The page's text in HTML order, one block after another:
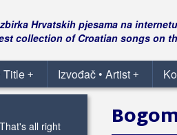
Hrvatskih pjesama na
collection of Croatian songs on
+
Title +
Izvođač • Artist
all right